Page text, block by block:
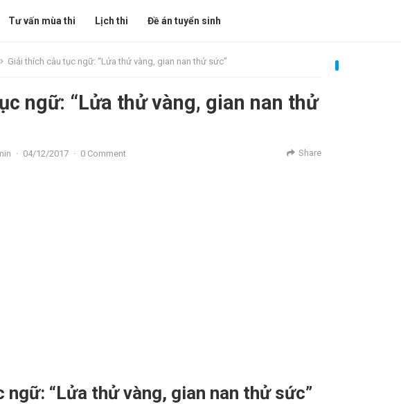
Tư vấn mùa thi Lịch thi Đề án tuyển sinh
Giải thích câu tục ngữ: “Lửa thử vàng, gian nan thử sức”
ngữ: “Lửa thử vàng, gian nan thử
· 04/12/2017 · 0 Comment Share
ngữ: “Lửa thử vàng, gian nan thử sức”